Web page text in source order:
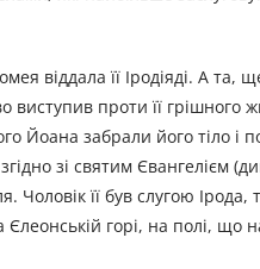
віддала її Іродіяді. А
проти її грішного
Йоана забрали його тіло і
зі святим Євангелієм
Чоловік її був слугою
горі, на полі, що